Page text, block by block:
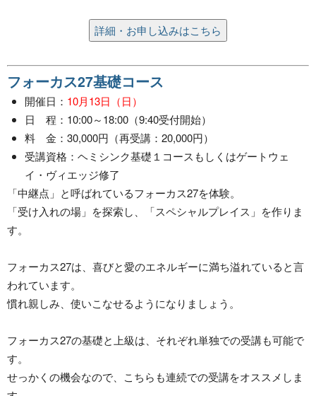
詳細・お申し込みはこちら
フォーカス27基礎コース
開催日： 10月13日（日）
日 程：10:00～18:00（9:40受付開始）
料 金：30,000円（再受講：20,000円）
受講資格：ヘミシンク基礎１コースもしくはゲートウェ
イ・ヴィエッジ修了
「中継点」と呼ばれているフォーカス27を体験。
「受け入れの場」を探索し、「スペシャルプレイス」を作りま
す。
フォーカス27は、喜びと愛のエネルギーに満ち溢れていると言
われています。
慣れ親しみ、使いこなせるようになりましょう。
フォーカス27の基礎と上級は、それぞれ単独での受講も可能で
す。
せっかくの機会なので、こちらも連続での受講をオススメしま